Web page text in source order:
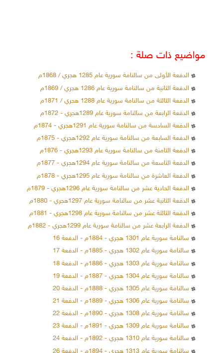
مواضيع ذات صلة :
الدفعة الأولى من سالنامة سورية عام 1285 هجري / 1868م
الدفعة الثانية من سالنامة سورية عام 1286 هجري / 1869م
الدفعة الثالثة من سالنامة سورية عام 1288 هجري / 1871م
الدفعة الرابعة من سالنامة سورية عام 1289هجري - 1872م
الدفعة السادسة من سالنامة سورية عام 1291هجري - 1874م
الدفعة السابعة من سالنامة سورية عام 1292هجري - 1875م
الدفعة الثامنة من سالنامة سورية عام 1293هجري - 1876م
الدفعة التاسعة من سالنامة سورية عام 1294هجري - 1877م
الدفعة العاشرة من سالنامة سورية عام 1295هجري - 1878م
الدفعة الحادية عشر من سالنامة سورية عام 1296هجري - 1879م
الدفعة الثانية عشر من سالنامة سورية عام 1297هجري - 1880م
الدفعة الثالثة عشر من سالنامة سورية عام 1298هجري - 1881م
الدفعة الرابعة عشر من سالنامة سورية عام 1299هجري - 1882م
سالنامة سورية عام 1301 هجري - 1884م - الدفعة 16
سالنامة سورية عام 1302 هجري - 1885م - الدفعة 17
سالنامة سورية عام 1303 هجري - 1886م - الدفعة 18
سالنامة سورية عام 1304 هجري - 1887م - الدفعة 19
سالنامة سورية عام 1305 هجري - 1888م - الدفعة 20
سالنامة سورية عام 1306 هجري - 1889م - الدفعة 21
سالنامة سورية عام 1308 هجري - 1890م - الدفعة 22
سالنامة سورية عام 1309 هجري - 1891م - الدفعة 23
سالنامة سورية عام 1310 هجري - 1892م - الدفعة 24
سالنامة سورية عام 1313 هجري - 1894م - الدفعة 26